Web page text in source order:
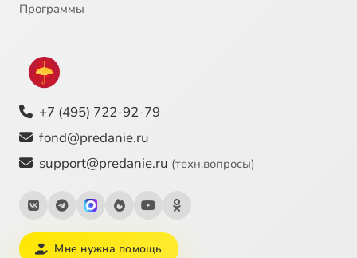
Программы
+7 (495) 722-92-79
fond@predanie.ru
support@predanie.ru (техн.вопросы)
Мне нужна помощь